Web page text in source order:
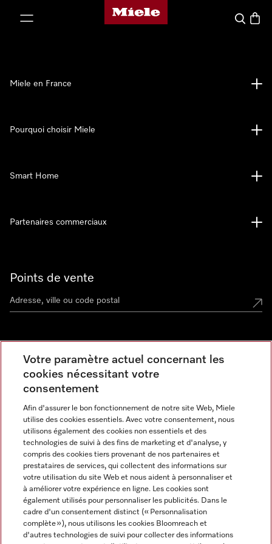
Page d'accueil Miele
Search
Points de vente
Découvrez la boutique Miele proche de chez vous
Newsletter
Miele en France
Pourquoi choisir Miele
Smart Home
Partenaires commerciaux
Miele sur Instagram
Miele sur Facebook
Miele sur Youtube
Votre paramètre actuel concernant les
cookies nécessitant votre
consentement
Afin d'assurer le bon fonctionnement de notre site Web, Miele
utilise des cookies essentiels. Avec votre consentement, nous
utilisons également des cookies non essentiels et des
technologies de suivi à des fins de marketing et d'analyse, y
compris des cookies tiers provenant de nos partenaires et
prestataires de services, qui collectent des informations sur
votre utilisation du site Web et nous aident à personnaliser et
à améliorer votre expérience en ligne. Les cookies sont
également utilisés pour personnaliser les publicités. Dans le
cadre d'un consentement distinct (« Personnalisation
complète »), nous utilisons les cookies Bloomreach et
d'autres technologies de suivi pour collecter des informations